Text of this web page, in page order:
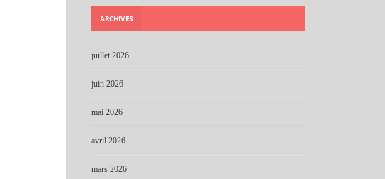
ARCHIVES
juillet 2026
juin 2026
mai 2026
avril 2026
mars 2026